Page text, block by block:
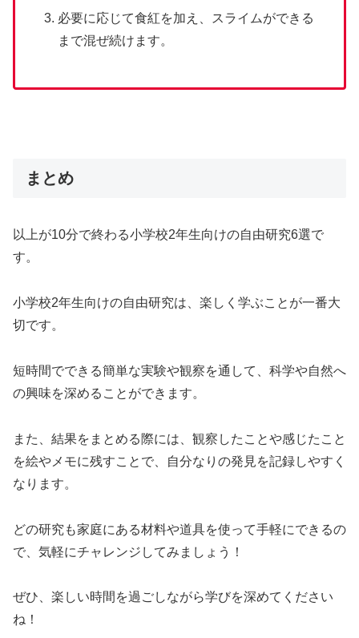
必要に応じて食紅を加え、スライムができる
まで混ぜ続けます。
まとめ
以上が10分で終わる小学校2年生向けの自由研究6選で
す。
小学校2年生向けの自由研究は、楽しく学ぶことが一番大
切です。
短時間でできる簡単な実験や観察を通して、科学や自然へ
の興味を深めることができます。
また、結果をまとめる際には、観察したことや感じたこと
を絵やメモに残すことで、自分なりの発見を記録しやすく
なります。
どの研究も家庭にある材料や道具を使って手軽にできるの
で、気軽にチャレンジしてみましょう！
ぜひ、楽しい時間を過ごしながら学びを深めてください
ね！